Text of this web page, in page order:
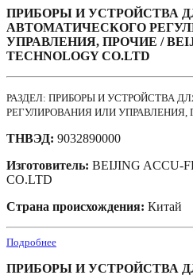
ПРИБОРЫ И УСТРОЙСТВА
АВТОМАТИЧЕСКОГО
УПРАВЛЕНИЯ, ПРОЧИЕ /
TECHNOLOGY CO.LTD
РАЗДЕЛ: ПРИБОРЫ И УСТРОЙСТВА
РЕГУЛИРОВАНИЯ ИЛИ УПРАВЛЕНИЯ,
ТНВЭД: 9032890000
Изготовитель: BEIJING ACCU-
CO.LTD
Страна происхождения: Китай
Подробнее
ПРИБОРЫ И УСТРОЙСТВА